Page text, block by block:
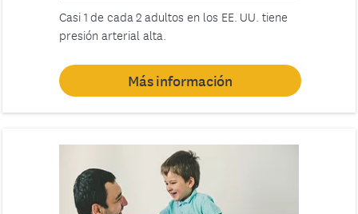
Casi 1 de cada 2 adultos en los EE. UU. tiene
presión arterial alta.
Más información